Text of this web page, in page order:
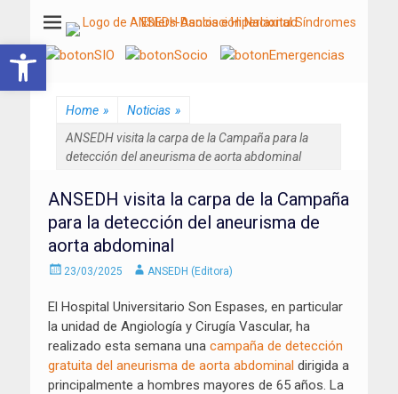
Abrir barra de herramientas
ANSEDH
Asociación Nacional del Síndrome de Ehlers-Danlos e Hiperlaxitud
Home » Noticias »
ANSEDH visita la carpa de la Campaña para la
detección del aneurisma de aorta abdominal
ANSEDH visita la carpa de la Campaña
para la detección del aneurisma de
aorta abdominal
Enviado
23/03/2025 AutorANSEDH (Editora)
El Hospital Universitario Son Espases, en particular
la unidad de Angiología y Cirugía Vascular, ha
realizado esta semana una campaña de detección
gratuita del aneurisma de aorta abdominal dirigida a
principalmente a hombres mayores de 65 años. La